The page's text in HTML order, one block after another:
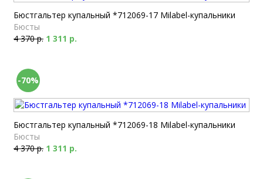
Бюстгальтер купальный *712069-17 Milabel-купальники
Бюсты
4 370 р. 1 311 р.
-70%
Бюстгальтер купальный *712069-18 Milabel-купальники
Бюсты
4 370 р. 1 311 р.